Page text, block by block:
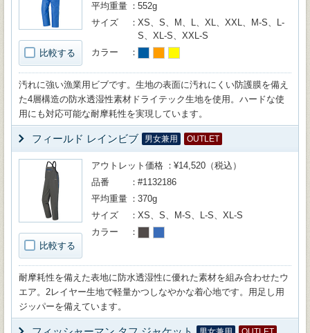
比較する
平均重量
552g
サイズ
XS、S、M、L、XL、XXL、M-S、L-
S、XL-S、XXL-S
カラー
汚れに強い漁業用ビブです。生地の表面に汚れにくい防護膜を備え
た4層構造の防水透湿性素材ドライテック生地を使用。ハードな使
用にも対応可能な耐摩耗性を実現しています。
フィールド レインビブ 男女兼用 OUTLET
比較する
アウトレット価格
¥14,520（税込）
品番
#1132186
平均重量
370g
サイズ
XS、S、M-S、L-S、XL-S
カラー
耐摩耗性を備えた表地に防水透湿性に優れた素材を組み合わせたウ
エア。2レイヤー生地で軽量かつしなやかな着心地です。用足し用
ジッパーを備えています。